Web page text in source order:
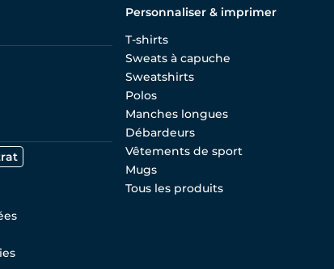
Personnaliser & imprimer
T-shirts
Sweats à capuche
Sweatshirts
Polos
Manches longues
Débardeurs
Vêtements de sport
Mugs
Tous les produits